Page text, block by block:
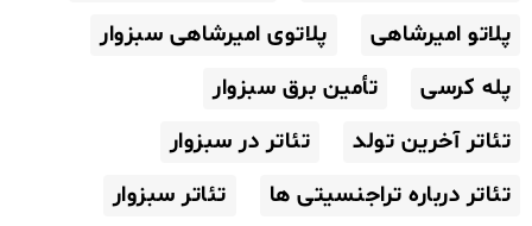
پلاتو امیرشاهی
پلاتوی امیرشاهی سبزوار
پله کرسی
تأمین برق سبزوار
تئاتر آخرین تولد
تئاتر در سبزوار
تئاتر درباره تراجنسیتی ها
تئاتر سبزوار